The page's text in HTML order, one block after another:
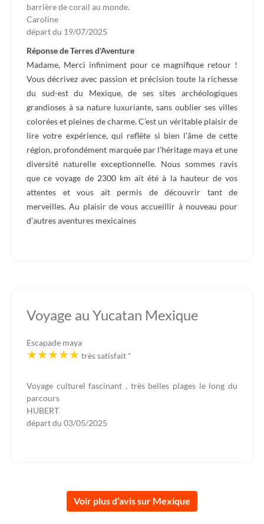
barrière de corail au monde.
Caroline
départ du 19/07/2025
Réponse de Terres d'Aventure
Madame, Merci infiniment pour ce magnifique retour !
Vous décrivez avec passion et précision toute la richesse
du sud-est du Mexique, de ses sites archéologiques
grandioses à sa nature luxuriante, sans oublier ses villes
colorées et pleines de charme. C’est un véritable plaisir de
lire votre expérience, qui reflète si bien l’âme de cette
région, profondément marquée par l’héritage maya et une
diversité naturelle exceptionnelle. Nous sommes ravis
que ce voyage de 2300 km ait été à la hauteur de vos
attentes et vous ait permis de découvrir tant de
merveilles. Au plaisir de vous accueillir à nouveau pour
d’autres aventures mexicaines
Voyage au Yucatan Mexique
Escapade maya
très satisfait *
Voyage culturel fascinant , très belles plages le long du
parcours
HUBERT
départ du 03/05/2025
Voir plus d’avis sur Mexique